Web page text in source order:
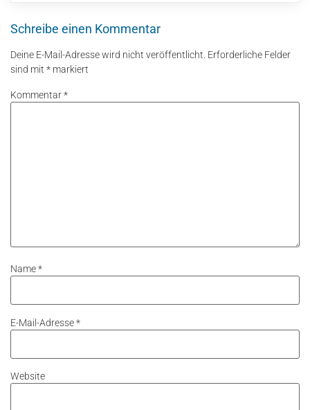
Schreibe einen Kommentar
Deine E-Mail-Adresse wird nicht veröffentlicht. Erforderliche Felder
sind mit * markiert
Kommentar*
Name*
E-Mail-Adresse*
Website